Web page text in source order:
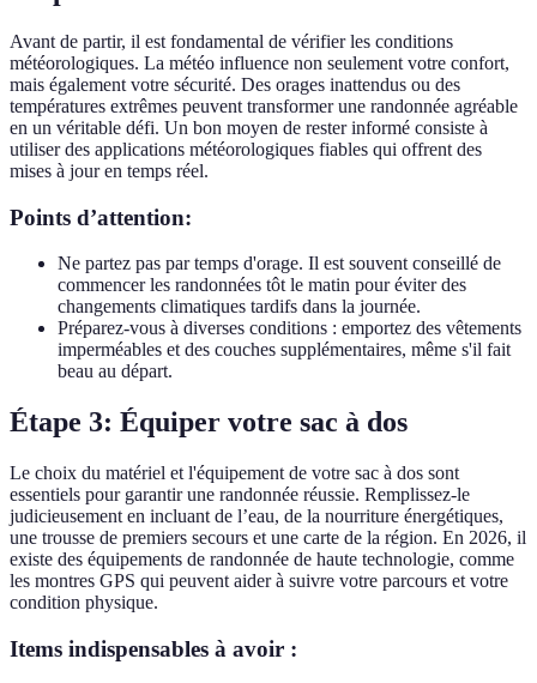
Avant de partir, il est fondamental de vérifier les conditions
météorologiques. La météo influence non seulement votre confort,
mais également votre sécurité. Des orages inattendus ou des
températures extrêmes peuvent transformer une randonnée agréable
en un véritable défi. Un bon moyen de rester informé consiste à
utiliser des applications météorologiques fiables qui offrent des
mises à jour en temps réel.
Points d’attention:
Ne partez pas par temps d'orage. Il est souvent conseillé de
commencer les randonnées tôt le matin pour éviter des
changements climatiques tardifs dans la journée.
Préparez-vous à diverses conditions : emportez des vêtements
imperméables et des couches supplémentaires, même s'il fait
beau au départ.
Étape 3: Équiper votre sac à dos
Le choix du matériel et l'équipement de votre sac à dos sont
essentiels pour garantir une randonnée réussie. Remplissez-le
judicieusement en incluant de l’eau, de la nourriture énergétiques,
une trousse de premiers secours et une carte de la région. En 2026, il
existe des équipements de randonnée de haute technologie, comme
les montres GPS qui peuvent aider à suivre votre parcours et votre
condition physique.
Items indispensables à avoir :